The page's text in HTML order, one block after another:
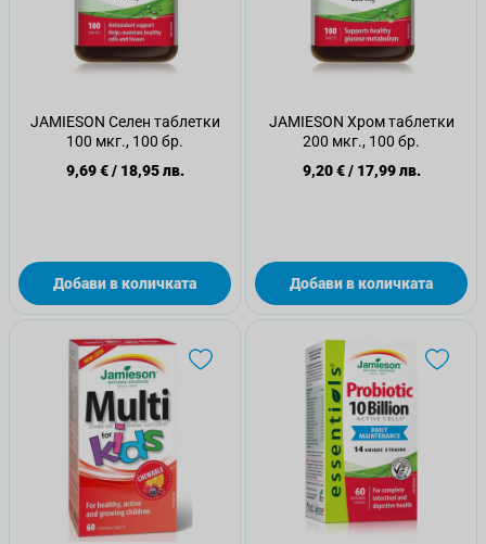
JAMIESON Селен таблетки
100 мкг., 100 бр.
9,69 €/ 18,95 лв.
Добави в количката
JAMIESON Хром таблетки
200 мкг., 100 бр.
9,20 €/ 17,99 лв.
Добави в количката